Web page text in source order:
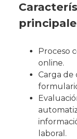
Proceso
online.
Carga de
laboral.